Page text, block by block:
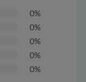
0%
0%
0%
0%
0%